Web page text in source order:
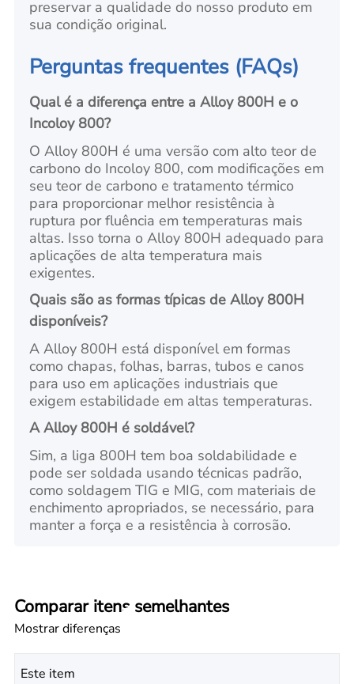
preservar a qualidade do nosso produto em
sua condição original.
Perguntas frequentes (FAQs)
Qual é a diferença entre a Alloy 800H e o
Incoloy 800?
O Alloy 800H é uma versão com alto teor de
carbono do Incoloy 800, com modificações em
seu teor de carbono e tratamento térmico
para proporcionar melhor resistência à
ruptura por fluência em temperaturas mais
altas. Isso torna o Alloy 800H adequado para
aplicações de alta temperatura mais
exigentes.
Quais são as formas típicas de Alloy 800H
disponíveis?
A Alloy 800H está disponível em formas
como chapas, folhas, barras, tubos e canos
para uso em aplicações industriais que
exigem estabilidade em altas temperaturas.
A Alloy 800H é soldável?
Sim, a liga 800H tem boa soldabilidade e
pode ser soldada usando técnicas padrão,
como soldagem TIG e MIG, com materiais de
enchimento apropriados, se necessário, para
manter a força e a resistência à corrosão.
Comparar itens semelhantes
Mostrar diferenças
Este item